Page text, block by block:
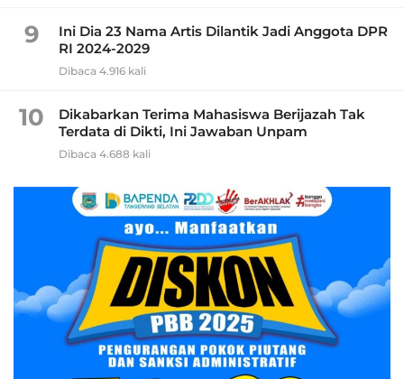
9
Ini Dia 23 Nama Artis Dilantik Jadi Anggota DPR
RI 2024-2029
Dibaca 4.916 kali
10
Dikabarkan Terima Mahasiswa Berijazah Tak
Terdata di Dikti, Ini Jawaban Unpam
Dibaca 4.688 kali